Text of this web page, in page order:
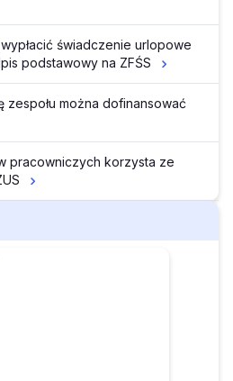
świadczenie urlopowe
podstawowy na ZFŚS
zespołu można dofinansować
pracowniczych korzysta ze